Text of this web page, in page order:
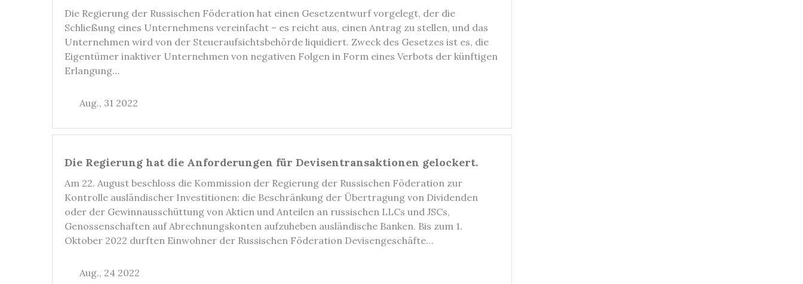
Die Regierung der Russischen Föderation hat einen Gesetzentwurf vorgelegt, der die
Schließung eines Unternehmens vereinfacht – es reicht aus, einen Antrag zu stellen, und das
Unternehmen wird von der Steueraufsichtsbehörde liquidiert. Zweck des Gesetzes ist es, die
Eigentümer inaktiver Unternehmen von negativen Folgen in Form eines Verbots der künftigen
Erlangung…
Aug., 31 2022
Die Regierung hat die Anforderungen für Devisentransaktionen gelockert.
Am 22. August beschloss die Kommission der Regierung der Russischen Föderation zur
Kontrolle ausländischer Investitionen: die Beschränkung der Übertragung von Dividenden
oder der Gewinnausschüttung von Aktien und Anteilen an russischen LLCs und JSCs,
Genossenschaften auf Abrechnungskonten aufzuheben ausländische Banken. Bis zum 1.
Oktober 2022 durften Einwohner der Russischen Föderation Devisengeschäfte…
Aug., 24 2022